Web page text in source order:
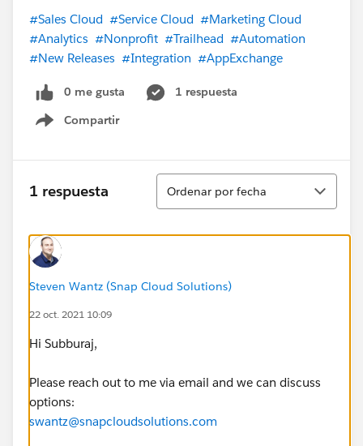
#Sales Cloud #Service Cloud #Marketing Cloud
#Analytics #Nonprofit #Trailhead #Automation
#New Releases #Integration #AppExchange
0 me gusta
1 respuesta
Compartir
Show menu
1 respuesta
Ordenar
Ordenar por fecha
Steven Wantz (Snap Cloud Solutions)
22 oct. 2021 10:09
Hi Subburaj,
Please reach out to me via email and we can discuss
options:
swantz@snapcloudsolutions.com